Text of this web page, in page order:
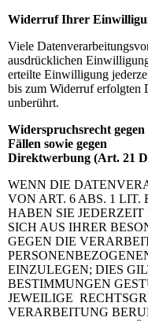
Widerruf Ihrer
Viele
ausdrücklichen
erteilte Einwilligung
bis zum Widerruf erfolgten
unberührt.
Widerspruchsrecht
Fällen sowie gegen
Direktwerbung (Art. 21
WENN DIE
VON ART. 6 ABS. 1 LIT.
HABEN SIE
SICH AUS IHRER
GEGEN DIE
EINZULEGEN; DIES
BESTIMMUNGEN
JEWEILIGE
VERARBEITUNG